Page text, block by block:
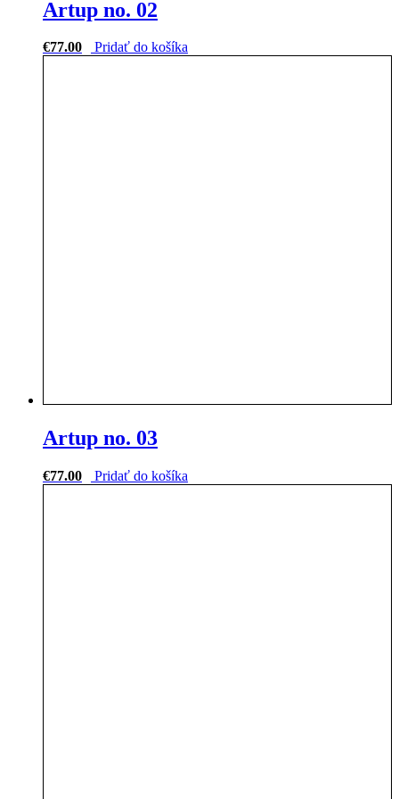
Artup no. 02
€77.00 Pridať do košíka
Artup no. 03
€77.00 Pridať do košíka